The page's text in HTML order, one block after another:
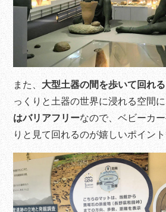
また、大型土器の間を歩いて回れる
っくりと土器の世界に浸れる空間
はバリアフリーなので、ベビーカ
りと見て回れるのが嬉しいポイント